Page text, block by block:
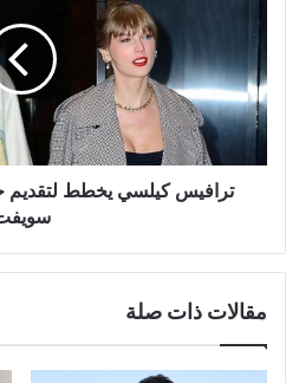
خاتم
خطوبة
مميز
لـ
تايلور
سويفتترافيس كيلسي يخطط لتقديم
مقالات ذات صلة